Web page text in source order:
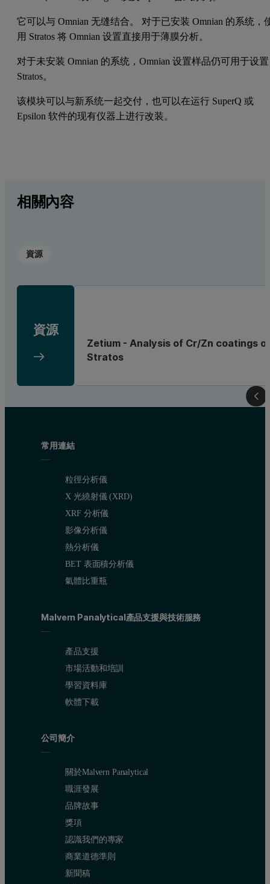
它可以与 Omnian 无缝结合。 对于已安装 Omnian 的系统，
用 Stratos 将 Omnian 设置直接用于薄膜分析。
对于未安装 Omnian 的系统，Omnian 设置样品仍可用于设置
Stratos。
该模块可以与新系统一起交付，也可以在运行 SuperQ 或
Epsilon 软件的现有仪器上进行改装。
相關內容
資源
資源
Zetium - Analysis of Cr/Zn coatings
Stratos
常用連結
粒徑分析儀
X 光繞射儀 (XRD)
XRF 分析儀
影像分析儀
熱分析儀
BET 表面積分析儀
氣體比重瓶
Malvern Panalytical產品支援與技術服務
產品支援
市場活動和培訓
學習資料庫
軟體下載
公司簡介
關於Malvern Panalytical
職涯發展
品牌故事
獎項
認識我們的專家
商業道德準則
新聞稿